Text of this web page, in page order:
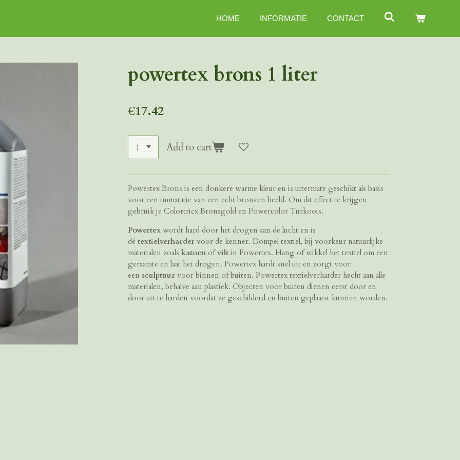
HOME INFORMATIE CONTACT
powertex brons 1 liter
€17.42
Add to cart
Powertex Brons is een donkere warme kleur en is uitermate geschikt als basis
voor een immatatie van een echt bronzen beeld. Om dit effect te krijgen
gebruik je Colortricx Bronsgold en Powercolor Turkoois.
Powertex wordt hard door het drogen aan de lucht en is
dé textielverharder voor de kenner. Dompel textiel, bij voorkeur natuurlijke
materialen zoals katoen of vilt in Powertex. Hang of wikkel het textiel om een
geraamte en laat het drogen. Powertex hardt snel uit en zorgt voor
een sculptuur voor binnen of buiten. Powertex textielverharder hecht aan alle
materialen, behalve aan plastiek. Objecten voor buiten dienen eerst door en
door uit te harden voordat ze geschilderd en buiten geplaatst kunnen worden.